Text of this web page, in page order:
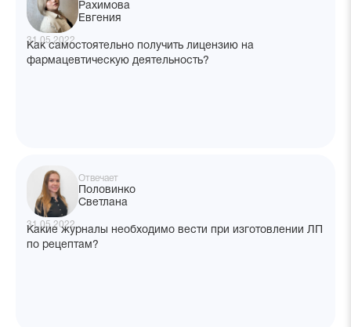
Рахимова
Евгения
31.05.2022
Как самостоятельно получить лицензию на
фармацевтическую деятельность?
Отвечает
Половинко
Светлана
31.05.2022
Какие журналы необходимо вести при изготовлении ЛП
по рецептам?